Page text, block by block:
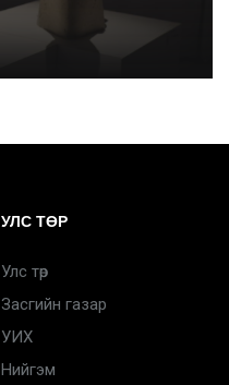
УЛС ТӨР
Улс төр
Засгийн газар
УИХ
Нийгэм